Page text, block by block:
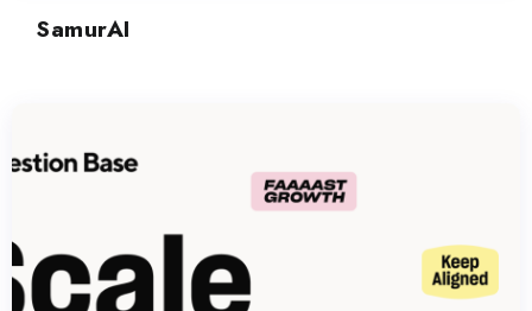
SamurAI